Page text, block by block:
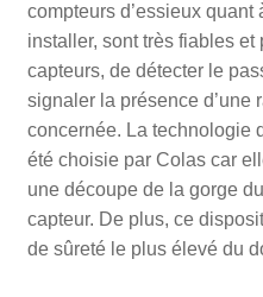
compteurs d’essieux
installer, sont très fiables et
capteurs, de détecter le
signaler la présence d’une
concernée. La technologie
été choisie par Colas car
une découpe de la gorge
capteur. De plus, ce
de sûreté le plus élevé du